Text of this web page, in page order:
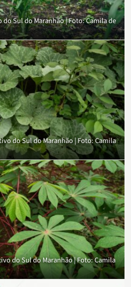
Sul do Maranhão | Foto: Camila de
do Sul do Maranhão | Foto: Camila
do Sul do Maranhão | Foto: Camila